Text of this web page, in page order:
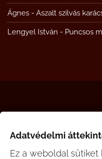
Ágnes - Aszalt szilvás
Lengyel István - Puncsos
Adatvédelmi
Ez a weboldal sütiket